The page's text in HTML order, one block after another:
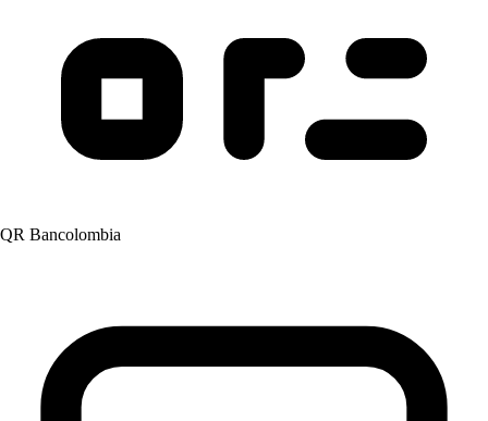
QR Bancolombia